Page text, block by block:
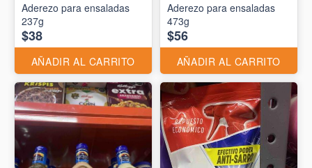
Aderezo para ensaladas
237g
$38
AÑADIR AL CARRITO
Aderezo para ensaladas
473g
$56
AÑADIR AL CARRITO